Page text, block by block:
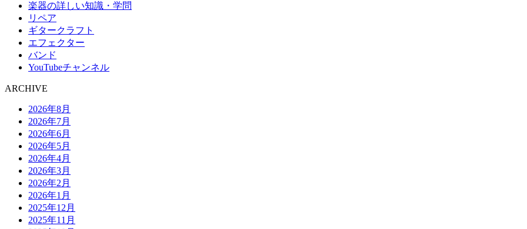
楽器の詳しい知識・学問
リペア
ギタークラフト
エフェクター
バンド
YouTubeチャンネル
ARCHIVE
2026年8月
2026年7月
2026年6月
2026年5月
2026年4月
2026年3月
2026年2月
2026年1月
2025年12月
2025年11月